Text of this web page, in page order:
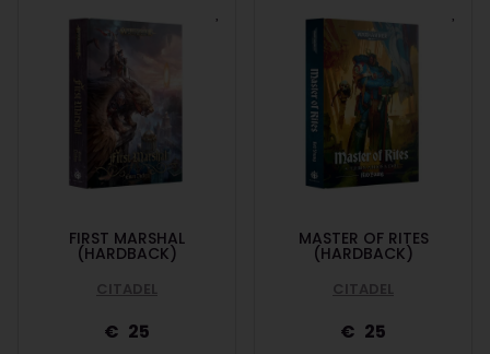
FIRST MARSHAL
(HARDBACK)
CITADEL
25
MASTER OF RITES
(HARDBACK)
CITADEL
25